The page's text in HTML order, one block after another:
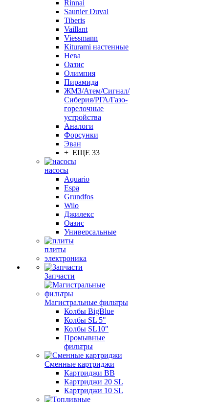
Rinnai
Saunier Duval
Tiberis
Vaillant
Viessmann
Кiturami настенные
Нева
Оазис
Олимпия
Пирамида
ЖМЗ/Атем/Сигнал/
Сиберия/РГА/Газо-
горелочные
устройства
Aналоги
Форсунки
Эван
+ ЕЩЕ 33
насосы
Aquario
Espa
Grundfos
Wilo
Джилекс
Оазис
Универсальные
плиты
электроника
Запчасти
Магистральные фильтры
Колбы BigBlue
Колбы SL 5"
Колбы SL10"
Промывные
фильтры
Сменные картриджи
Картриджи BB
Картриджи 20 SL
Картриджи 10 SL